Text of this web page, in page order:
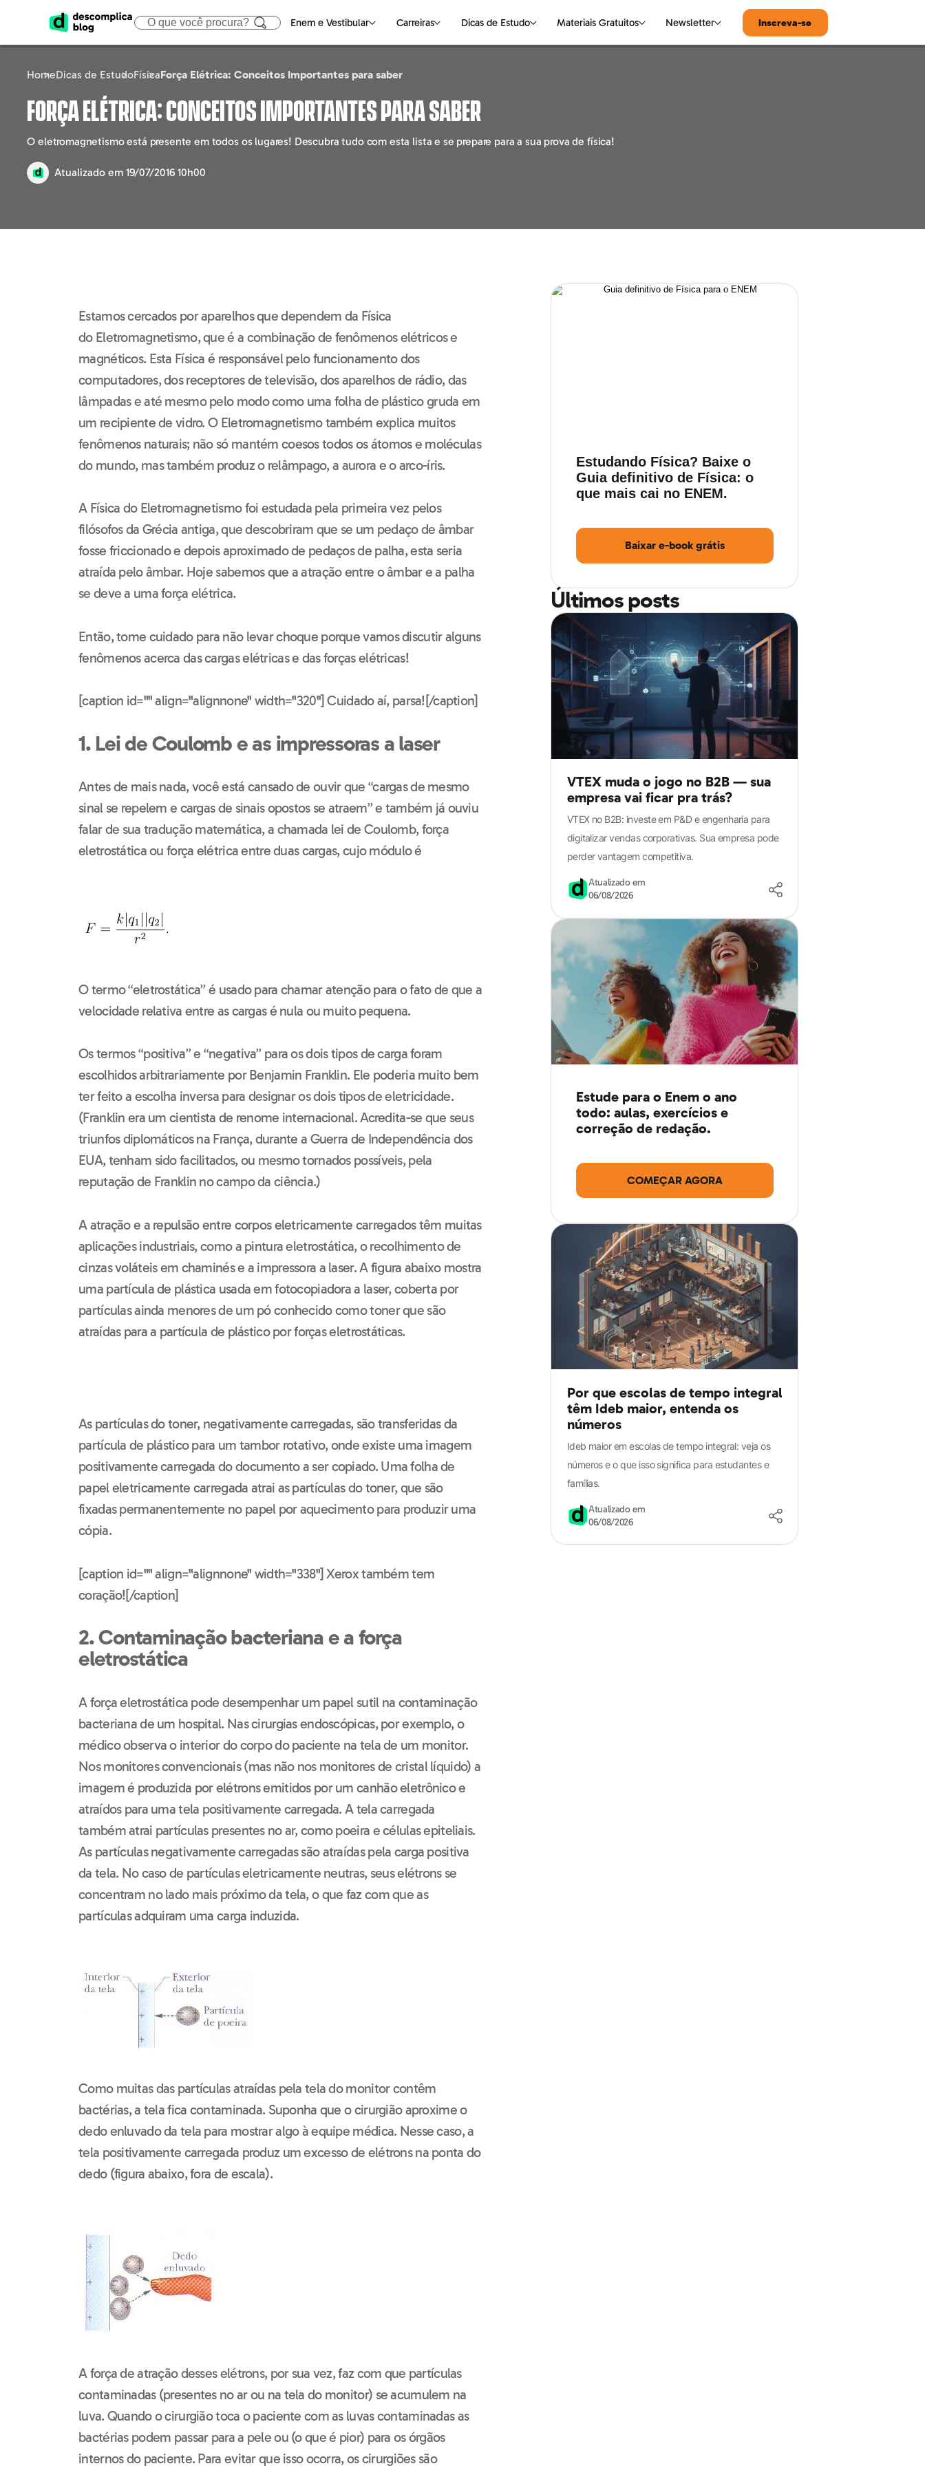
Enem e Vestibular
ENEM
Calendário
Gabaritos e Resultados
Sisu
Fies
VESTIBULAR
Medicina
Universidades
Carreiras
ÁREAS DE ESTUDO
Tecnologia
Marketing
Engenharia
Faculdade
Pós-graduação
Parceiros
Dicas de Estudo
CIÊNCIAS HUMANAS
Filosofia
Sociologia
Atualidades
CIÊNCIAS DA NATUREZA
Biologia
Física Redação
Espanhol
Materiais Gratuitos Newsletter Inscreva-se
HomeDicas de EstudoFísicaForça Elétrica: Conceitos Importantes para saber
Força Elétrica: Conceitos Importantes para saber
O eletromagnetismo está presente em todos os lugares! Descubra tudo com esta lista e se prepare para a sua prova de física!
Atualizado em 19/07/2016 10h00
Estamos cercados por aparelhos que dependem da Física
do Eletromagnetismo, que é a combinação de fenômenos elétricos e
magnéticos. Esta Física é responsável pelo funcionamento dos
computadores, dos receptores de televisão, dos aparelhos de rádio, das
lâmpadas e até mesmo pelo modo como uma folha de plástico gruda em
um recipiente de vidro. O Eletromagnetismo também explica muitos
fenômenos naturais; não só mantém coesos todos os átomos e moléculas
do mundo, mas também produz o relâmpago, a aurora e o arco-íris.
A Física do Eletromagnetismo foi estudada pela primeira vez pelos
filósofos da Grécia antiga, que descobriram que se um pedaço de âmbar
fosse friccionado e depois aproximado de pedaços de palha, esta seria
atraída pelo âmbar. Hoje sabemos que a atração entre o âmbar e a palha
se deve a uma força elétrica.
Então, tome cuidado para não levar choque porque vamos discutir alguns
fenômenos acerca das cargas elétricas e das forças elétricas!
[caption id="" align="alignnone" width="320"] Cuidado aí, parsa![/caption]
1. Lei de Coulomb e as impressoras a laser
Antes de mais nada, você está cansado de ouvir que “cargas de mesmo
sinal se repelem e cargas de sinais opostos se atraem” e também já ouviu
falar de sua tradução matemática, a chamada lei de Coulomb, força
eletrostática ou força elétrica entre duas cargas, cujo módulo é
O termo “eletrostática” é usado para chamar atenção para o fato de que a
velocidade relativa entre as cargas é nula ou muito pequena.
Os termos “positiva” e “negativa” para os dois tipos de carga foram
escolhidos arbitrariamente por Benjamin Franklin. Ele poderia muito bem
ter feito a escolha inversa para designar os dois tipos de eletricidade.
(Franklin era um cientista de renome internacional. Acredita-se que seus
triunfos diplomáticos na França, durante a Guerra de Independência dos
EUA, tenham sido facilitados, ou mesmo tornados possíveis, pela
reputação de Franklin no campo da ciência.)
A atração e a repulsão entre corpos eletricamente carregados têm muitas
aplicações industriais, como a pintura eletrostática, o recolhimento de
cinzas voláteis em chaminés e a impressora a laser. A figura abaixo mostra
uma partícula de plástica usada em fotocopiadora a laser, coberta por
partículas ainda menores de um pó conhecido como toner que são
atraídas para a partícula de plástico por forças eletrostáticas.
As partículas do toner, negativamente carregadas, são transferidas da
partícula de plástico para um tambor rotativo, onde existe uma imagem
positivamente carregada do documento a ser copiado. Uma folha de
papel eletricamente carregada atrai as partículas do toner, que são
fixadas permanentemente no papel por aquecimento para produzir uma
cópia.
[caption id="" align="alignnone" width="338"] Xerox também tem
coração![/caption]
2. Contaminação bacteriana e a força
eletrostática
A força eletrostática pode desempenhar um papel sutil na contaminação
bacteriana de um hospital. Nas cirurgias endoscópicas, por exemplo, o
médico observa o interior do corpo do paciente na tela de um monitor.
Nos monitores convencionais (mas não nos monitores de cristal líquido) a
imagem é produzida por elétrons emitidos por um canhão eletrônico e
atraídos para uma tela positivamente carregada. A tela carregada
também atrai partículas presentes no ar, como poeira e células epiteliais.
As partículas negativamente carregadas são atraídas pela carga positiva
da tela. No caso de partículas eletricamente neutras, seus elétrons se
concentram no lado mais próximo da tela, o que faz com que as
partículas adquiram uma carga induzida.
Como muitas das partículas atraídas pela tela do monitor contêm
bactérias, a tela fica contaminada. Suponha que o cirurgião aproxime o
dedo enluvado da tela para mostrar algo à equipe médica. Nesse caso, a
tela positivamente carregada produz um excesso de elétrons na ponta do
dedo (figura abaixo, fora de escala).
A força de atração desses elétrons, por sua vez, faz com que partículas
contaminadas (presentes no ar ou na tela do monitor) se acumulem na
luva. Quando o cirurgião toca o paciente com as luvas contaminadas as
bactérias podem passar para a pele ou (o que é pior) para os órgãos
internos do paciente. Para evitar que isso ocorra, os cirurgiões são
Estudando Física? Baixe o
Guia definitivo de Física: o
que mais cai no ENEM.
Baixar e-book grátis
Últimos posts
VTEX muda o jogo no B2B — sua
empresa vai ficar pra trás?
VTEX no B2B: investe em P&D e engenharia para
digitalizar vendas corporativas. Sua empresa pode
perder vantagem competitiva.
Atualizado em
06/08/2026
Estude para o Enem o ano
todo: aulas, exercícios e
correção de redação.
COMEÇAR AGORA
Por que escolas de tempo integral
têm Ideb maior, entenda os
números
Ideb maior em escolas de tempo integral: veja os
números e o que isso significa para estudantes e
famílias.
Atualizado em
06/08/2026